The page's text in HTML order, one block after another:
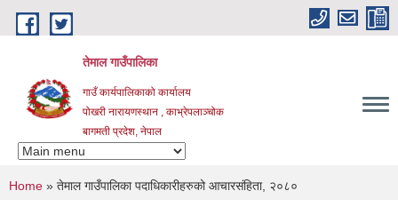
Skip to main content
तेमाल गाउँपालिका
गाउँ कार्यपालिकाको कार्यालय
पोखरी नारायणस्थान , काभ्रेपलाञ्चोक ‌‌‍‍‍‍‍‍
बागमती प्रदेश, नेपाल
You are here
Home » तेमाल गाउँपालिका पदाधिकारीहरुको आचारसंहिता, २०८०